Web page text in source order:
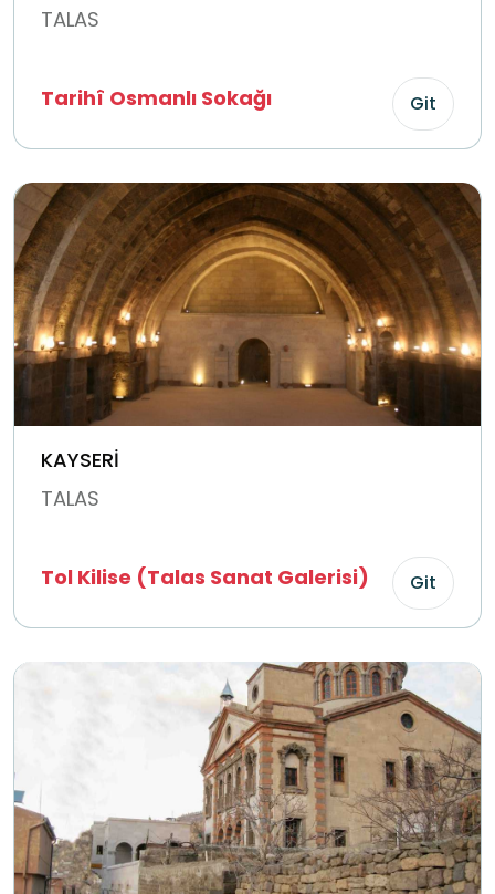
TALAS
Tarihî Osmanlı Sokağı Git
KAYSERİ
TALAS
Tol Kilise (Talas Sanat Galerisi) Git